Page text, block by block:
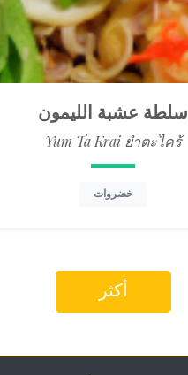
سلطة عشبة الليمون
Yum Ta Krai ยำตะไคร้
خضروات
أكثر